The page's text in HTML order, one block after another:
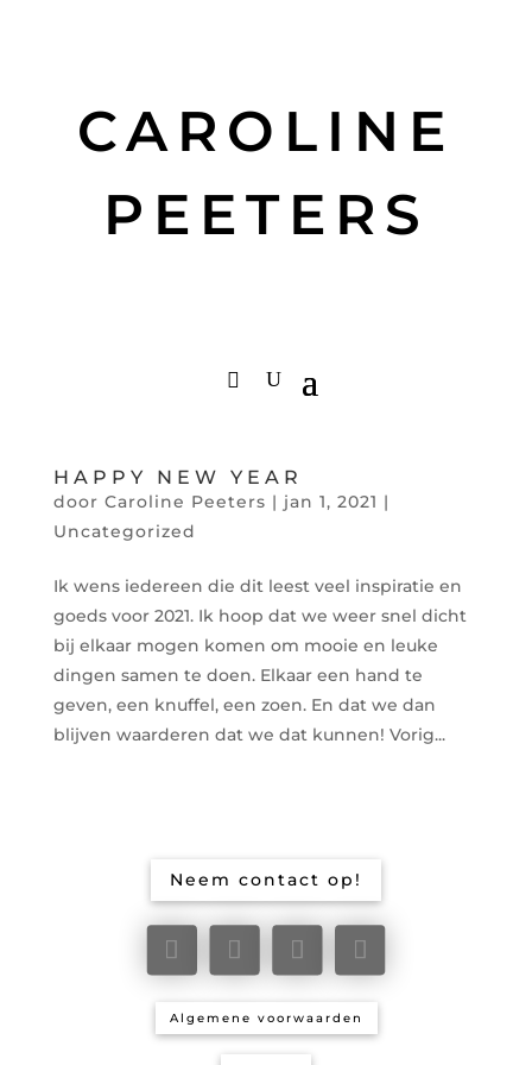
CAROLINE
PEETERS
HAPPY NEW YEAR
door Caroline Peeters | jan 1, 2021 |
Uncategorized
Ik wens iedereen die dit leest veel inspiratie en
goeds voor 2021. Ik hoop dat we weer snel dicht
bij elkaar mogen komen om mooie en leuke
dingen samen te doen. Elkaar een hand te
geven, een knuffel, een zoen. En dat we dan
blijven waarderen dat we dat kunnen! Vorig...
Neem contact op!
Algemene voorwaarden